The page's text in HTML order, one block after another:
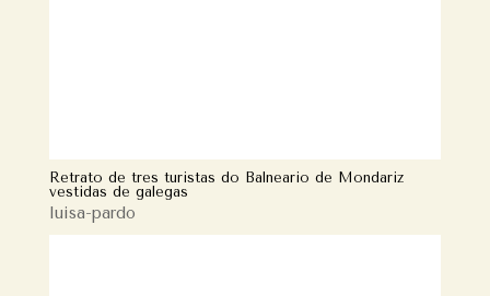
Retrato de tres turistas do Balneario de Mondariz
vestidas de galegas
luisa-pardo